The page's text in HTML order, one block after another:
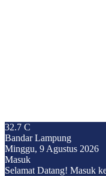
32.7 C
Bandar Lampung
Minggu, 9 Agustus 2026
Masuk
Selamat Datang! Masuk